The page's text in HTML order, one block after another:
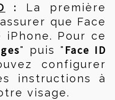
: La première
que Face
Pour ce
" puis " Face ID
configurer
instructions à
visage.